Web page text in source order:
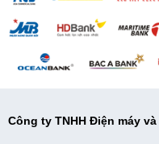
Công ty TNHH Điện máy